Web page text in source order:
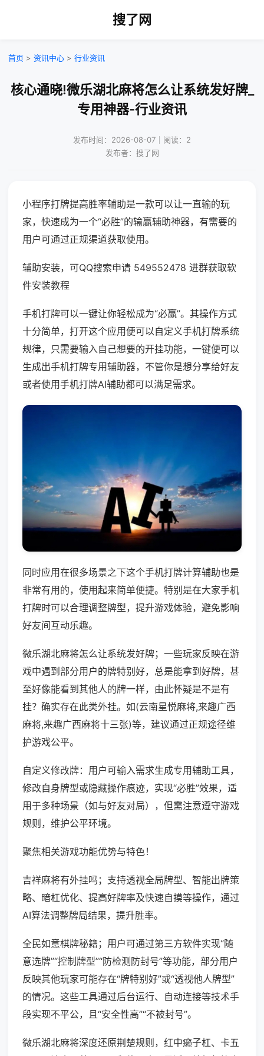
搜了网
首页 > 资讯中心 > 行业资讯
核心通晓!微乐湖北麻将怎么让系统发好牌_
专用神器-行业资讯
发布时间：2026-08-07｜阅读：2
发布者：搜了网
小程序打牌提高胜率辅助是一款可以让一直输的玩
家，快速成为一个“必胜”的输赢辅助神器，有需要的
用户可通过正规渠道获取使用。
辅助安装，可QQ搜索申请 549552478 进群获取软
件安装教程
手机打牌可以一键让你轻松成为“必赢”。其操作方式
十分简单，打开这个应用便可以自定义手机打牌系统
规律，只需要输入自己想要的开挂功能，一键便可以
生成出手机打牌专用辅助器，不管你是想分享给好友
或者使用手机打牌AI辅助都可以满足需求。
同时应用在很多场景之下这个手机打牌计算辅助也是
非常有用的，使用起来简单便捷。特别是在大家手机
打牌时可以合理调整牌型，提升游戏体验，避免影响
好友间互动乐趣。
微乐湖北麻将怎么让系统发好牌；一些玩家反映在游
戏中遇到部分用户的牌特别好，总是能拿到好牌，甚
至好像能看到其他人的牌一样，由此怀疑是不是有
挂？确实存在此类外挂。如(云南星悦麻将,来趣广西
麻将,来趣广西麻将十三张)等，建议通过正规途径维
护游戏公平。
自定义修改牌：用户可输入需求生成专用辅助工具，
修改自身牌型或隐藏操作痕迹，实现“必胜”效果，适
用于多种场景（如与好友对局），但需注意遵守游戏
规则，维护公平环境。
聚焦相关游戏功能优势与特色！
吉祥麻将有外挂吗；支持透视全局牌型、智能出牌策
略、暗杠优化、提高好牌率及快速自摸等操作，通过
AI算法调整牌局结果，提升胜率。
全民如意棋牌秘籍；用户可通过第三方软件实现“随
意选牌”“控制牌型”“防检测防封号”等功能，部分用户
反映其他玩家可能存在“牌特别好”或“透视他人牌型”
的情况。这些工具通过后台运行、自动连接等技术手
段实现不平公，且“安全性高”“不被封号”。
微乐湖北麻将深度还原荆楚规则，红中癞子杠、卡五